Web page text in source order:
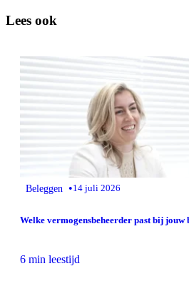
Lees ook
Beleggen •14 juli 2026
Welke vermogensbeheerder past bij jouw
6 min leestijd